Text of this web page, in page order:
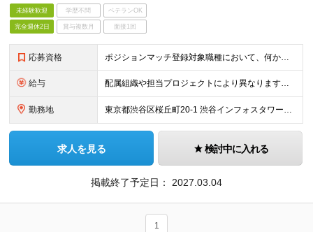
未経験歓迎 学歴不問 ベテランOK
完全週休2日 賞与複数月 面接1回
応募資格 ポジションマッチ登録対象職種において、何かしらの知識・経験を有する方
給与 配属組織や担当プロジェクトにより異なります。 経験・スキルを考慮の上、決定します。
勤務地 東京都渋谷区桜丘町20-1 渋谷インフォスタワー16階 ★原則出社ですが、リモートワークは週1まで可能です。 （変更の可能性）上記を除く当社関連勤務地
求人を見る 検討中に入れる
掲載終了予定日： 2027.03.04
1